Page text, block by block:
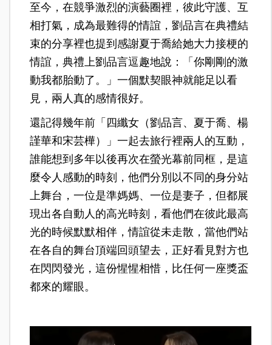
至今，在競爭激烈的演藝圈裡，彼此守護、互
相打氣，成為最難得的情誼，劉品言在典禮結
束的分享裡也提到感謝夏于喬給她大力接梗的
情誼，典禮上劉品言逗趣地說：「你剛剛的激
動我都胎動了。」一個默契眼神就能足以看
見，兩人真的感情很好。
還記得幾年前「四纖女（劉品言、夏于喬、楊
謹華和宋芸樺）」一起去旅行裡兩人的互動，
誰能想到多年以後再次在螢光幕前同框，是這
麼令人感動的時刻，他們分別以不同的身分站
上舞台，一位是準媽媽、一位是妻子，但都展
現出各自動人的高光時刻，看他們在彼此最高
光的時候默默相伴，情誼從未走散，當他們站
在各自的舞台頂端回頭望去，正好看見對方也
在閃閃發光，這份惺惺相惜，比任何一座獎盃
都來的耀眼。